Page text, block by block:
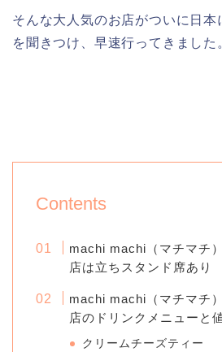
そんな大人気のお店がついに日本
を聞きつけ、早速行ってきました
Contents
machi machi（マチマチ
店は立ちスタンド席あり
machi machi（マチマチ
店のドリンクメニューと
クリームチーズティー